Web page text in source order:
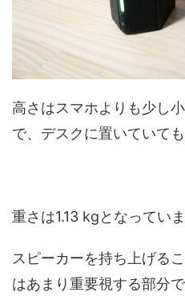
高さはスマホよりも少し
で、デスクに置いていて
重さは1.13 kgとなっていま
スピーカーを持ち上げる
はあまり重要視する部分